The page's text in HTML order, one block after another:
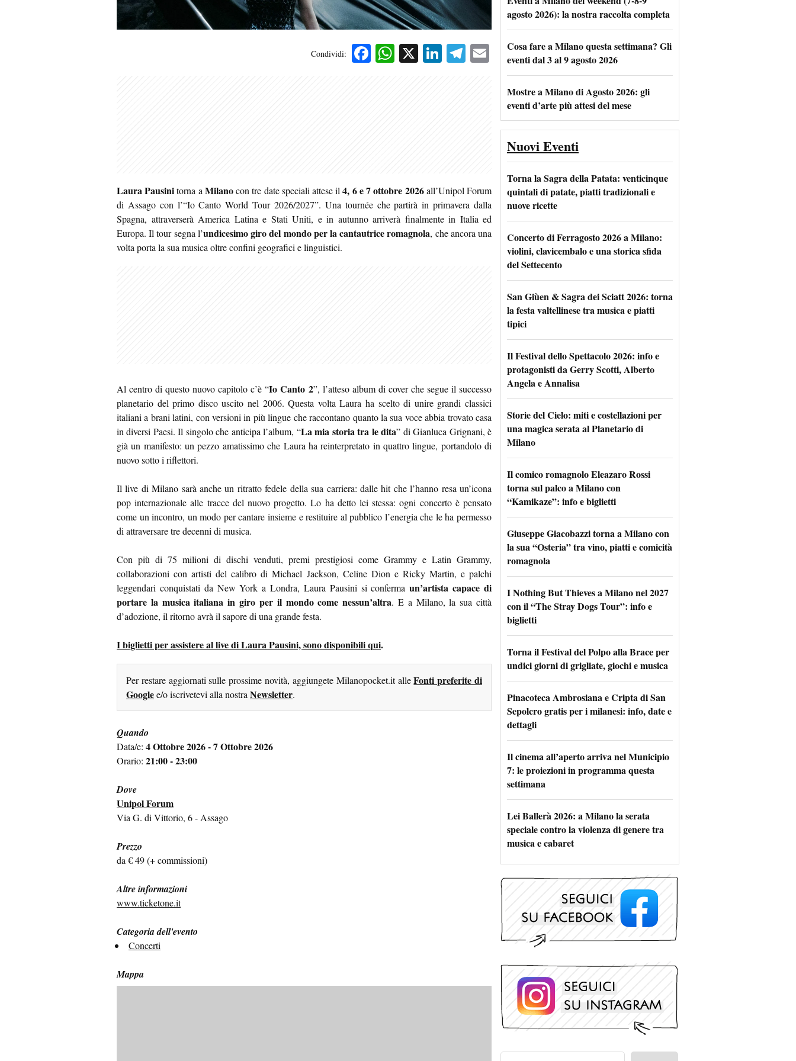
Condividi: Facebook
WhatsApp
X LinkedIn
Telegram
Email
Laura Pausinitorna aMilanocon tre date speciali attese il4, 6 e 7 ottobre 2026all’Unipol Forum
di Assago con l’“Io Canto World Tour 2026/2027”. Una tournée che partirà in primavera dalla
Spagna, attraverserà America Latina e Stati Uniti, e in autunno arriverà finalmente in Italia ed
Europa. Il tour segna l’undicesimo giro del mondo per la cantautrice romagnola, che ancora una
volta porta la sua musica oltre confini geografici e linguistici.
Al centro di questo nuovo capitolo c’è “Io Canto 2”, l’atteso album di cover che segue il successo
planetario del primo disco uscito nel 2006. Questa volta Laura ha scelto di unire grandi classici
italiani a brani latini, con versioni in più lingue che raccontano quanto la sua voce abbia trovato casa
in diversi Paesi. Il singolo che anticipa l’album, “La mia storia tra le dita” di Gianluca Grignani, è
già un manifesto: un pezzo amatissimo che Laura ha reinterpretato in quattro lingue, portandolo di
nuovo sotto i riflettori.
Il live di Milano sarà anche un ritratto fedele della sua carriera: dalle hit che l’hanno resa un’icona
pop internazionale alle tracce del nuovo progetto. Lo ha detto lei stessa: ogni concerto è pensato
come un incontro, un modo per cantare insieme e restituire al pubblico l’energia che le ha permesso
di attraversare tre decenni di musica.
Con più di 75 milioni di dischi venduti, premi prestigiosi come Grammy e Latin Grammy,
collaborazioni con artisti del calibro di Michael Jackson, Celine Dion e Ricky Martin, e palchi
leggendari conquistati da New York a Londra, Laura Pausini si confermaun’artista capace di
portare la musica italiana in giro per il mondo come nessun’altra. E a Milano, la sua città
d’adozione, il ritorno avrà il sapore di una grande festa.
I biglietti per assistere al live di Laura Pausini, sono disponibili qui.
Per restare aggiornati sulle prossime novità, aggiungete Milanopocket.it alleFonti preferite di
Googlee/o iscrivetevi alla nostraNewsletter.
Quando
Data/e: 4 Ottobre 2026 - 7 Ottobre 2026
Orario: 21:00 - 23:00
Dove
Unipol Forum
Via G. di Vittorio, 6 - Assago
Prezzo
da € 49 (+ commissioni)
Altre informazioni
www.ticketone.it
Categoria dell'evento
Concerti
Mappa
agosto 2026): la nostra raccolta completa
Cosa fare a Milano questa settimana? Gli
eventi dal 3 al 9 agosto 2026
Mostre a Milano di Agosto 2026: gli
eventi d’arte più attesi del mese
Nuovi Eventi
Torna la Sagra della Patata: venticinque
quintali di patate, piatti tradizionali e
nuove ricette
Concerto di Ferragosto 2026 a Milano:
violini, clavicembalo e una storica sfida
del Settecento
San Giùen & Sagra dei Sciatt 2026: torna
la festa valtellinese tra musica e piatti
tipici
Il Festival dello Spettacolo 2026: info e
protagonisti da Gerry Scotti, Alberto
Angela e Annalisa
Storie del Cielo: miti e costellazioni per
una magica serata al Planetario di
Milano
Il comico romagnolo Eleazaro Rossi
torna sul palco a Milano con
“Kamikaze”: info e biglietti
Giuseppe Giacobazzi torna a Milano con
la sua “Osteria” tra vino, piatti e comicità
romagnola
I Nothing But Thieves a Milano nel 2027
con il “The Stray Dogs Tour”: info e
biglietti
Torna il Festival del Polpo alla Brace per
undici giorni di grigliate, giochi e musica
Pinacoteca Ambrosiana e Cripta di San
Sepolcro gratis per i milanesi: info, date e
dettagli
Il cinema all’aperto arriva nel Municipio
7: le proiezioni in programma questa
settimana
Lei Ballerà 2026: a Milano la serata
speciale contro la violenza di genere tra
musica e cabaret